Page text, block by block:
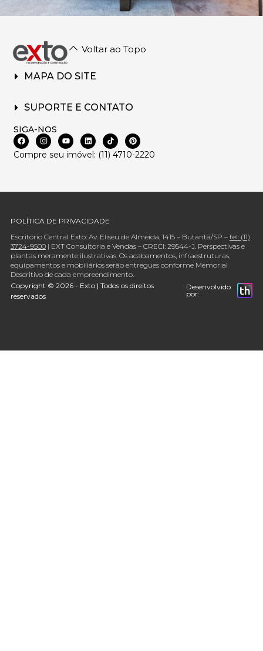
MAPA DO SITE
SUPORTE E CONTATO
SIGA-NOS
Compre seu imóvel: (11) 4710-2220
Voltar ao Topo
POLÍTICA DE PRIVACIDADE
Escritório Central Exto: Av. Eliseu de Almeida, 1415 – Butantã/SP – tel: (11)
3724-9500| EXT Consultoria e Vendas – CRECI: 29544-J. Perspectivas e
plantas meramente ilustrativas. Os acabamentos, infraestruturas,
equipamentos e mobiliários serão entregues conforme Memorial
Descritivo de cada empreendimento.
Copyright © 2026 - Exto | Todos os direitos
reservados
Desenvolvido
por: